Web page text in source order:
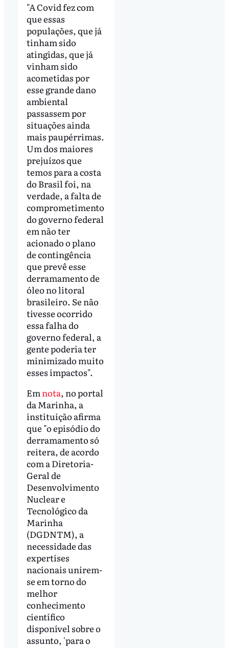
"A Covid fez com
que essas
populações, que já
tinham sido
atingidas, que já
vinham sido
acometidas por
esse grande dano
ambiental
passassem por
situações ainda
mais paupérrimas.
Um dos maiores
prejuízos que
temos para a costa
do Brasil foi, na
verdade, a falta de
comprometimento
do governo federal
em não ter
acionado o plano
de contingência
que prevê esse
derramamento de
óleo no litoral
brasileiro. Se não
tivesse ocorrido
essa falha do
governo federal, a
gente poderia ter
minimizado muito
esses impactos".
Emnota, no portal
da Marinha, a
instituição afirma
que "o episódio do
derramamento só
reitera, de acordo
com a Diretoria-
Geral de
Desenvolvimento
Nuclear e
Tecnológico da
Marinha
(DGDNTM), a
necessidade das
expertises
nacionais unirem-
se em torno do
melhor
conhecimento
científico
disponível sobre o
assunto, 'para o